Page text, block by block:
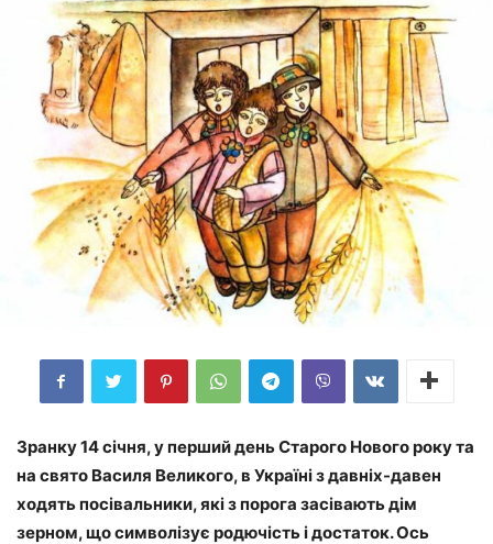
Зранку 14 січня, у перший день Старого Нового року та
на свято Василя Великого, в Україні з давніх-давен
ходять посівальники, які з порога засівають дім
зерном, що символізує родючість і достаток. Ось